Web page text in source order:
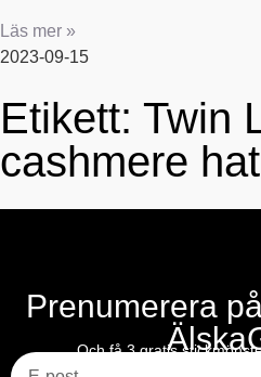
Läs mer »
2023-09-15
Etikett: Twin
cashmere hat
Prenumerera
Och få 3 gratis